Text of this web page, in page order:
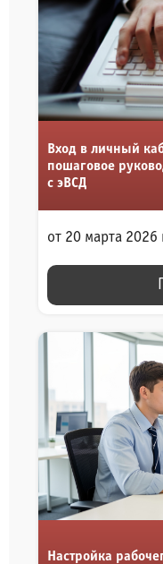
Вход в личный
пошаговое
с эВСД
от 20 марта 2026
Настройка